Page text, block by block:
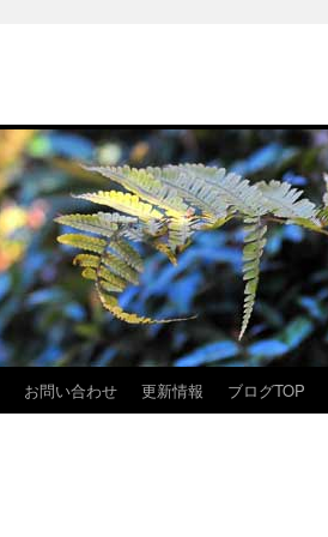
お問い合わせ 更新情報 ブログTOP